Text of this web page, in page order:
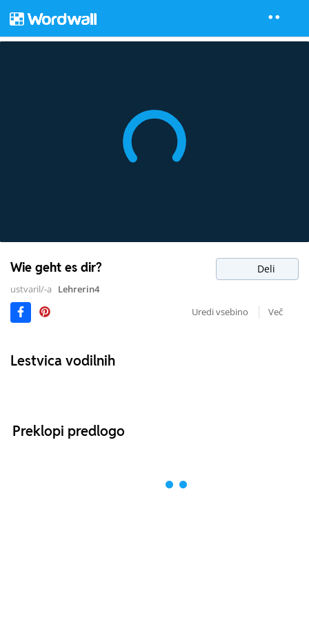
Wie geht es dir? Deli
ustvaril/-a
Lehrerin4
Uredi vsebino
Več
Lestvica vodilnih
Preklopi predlogo